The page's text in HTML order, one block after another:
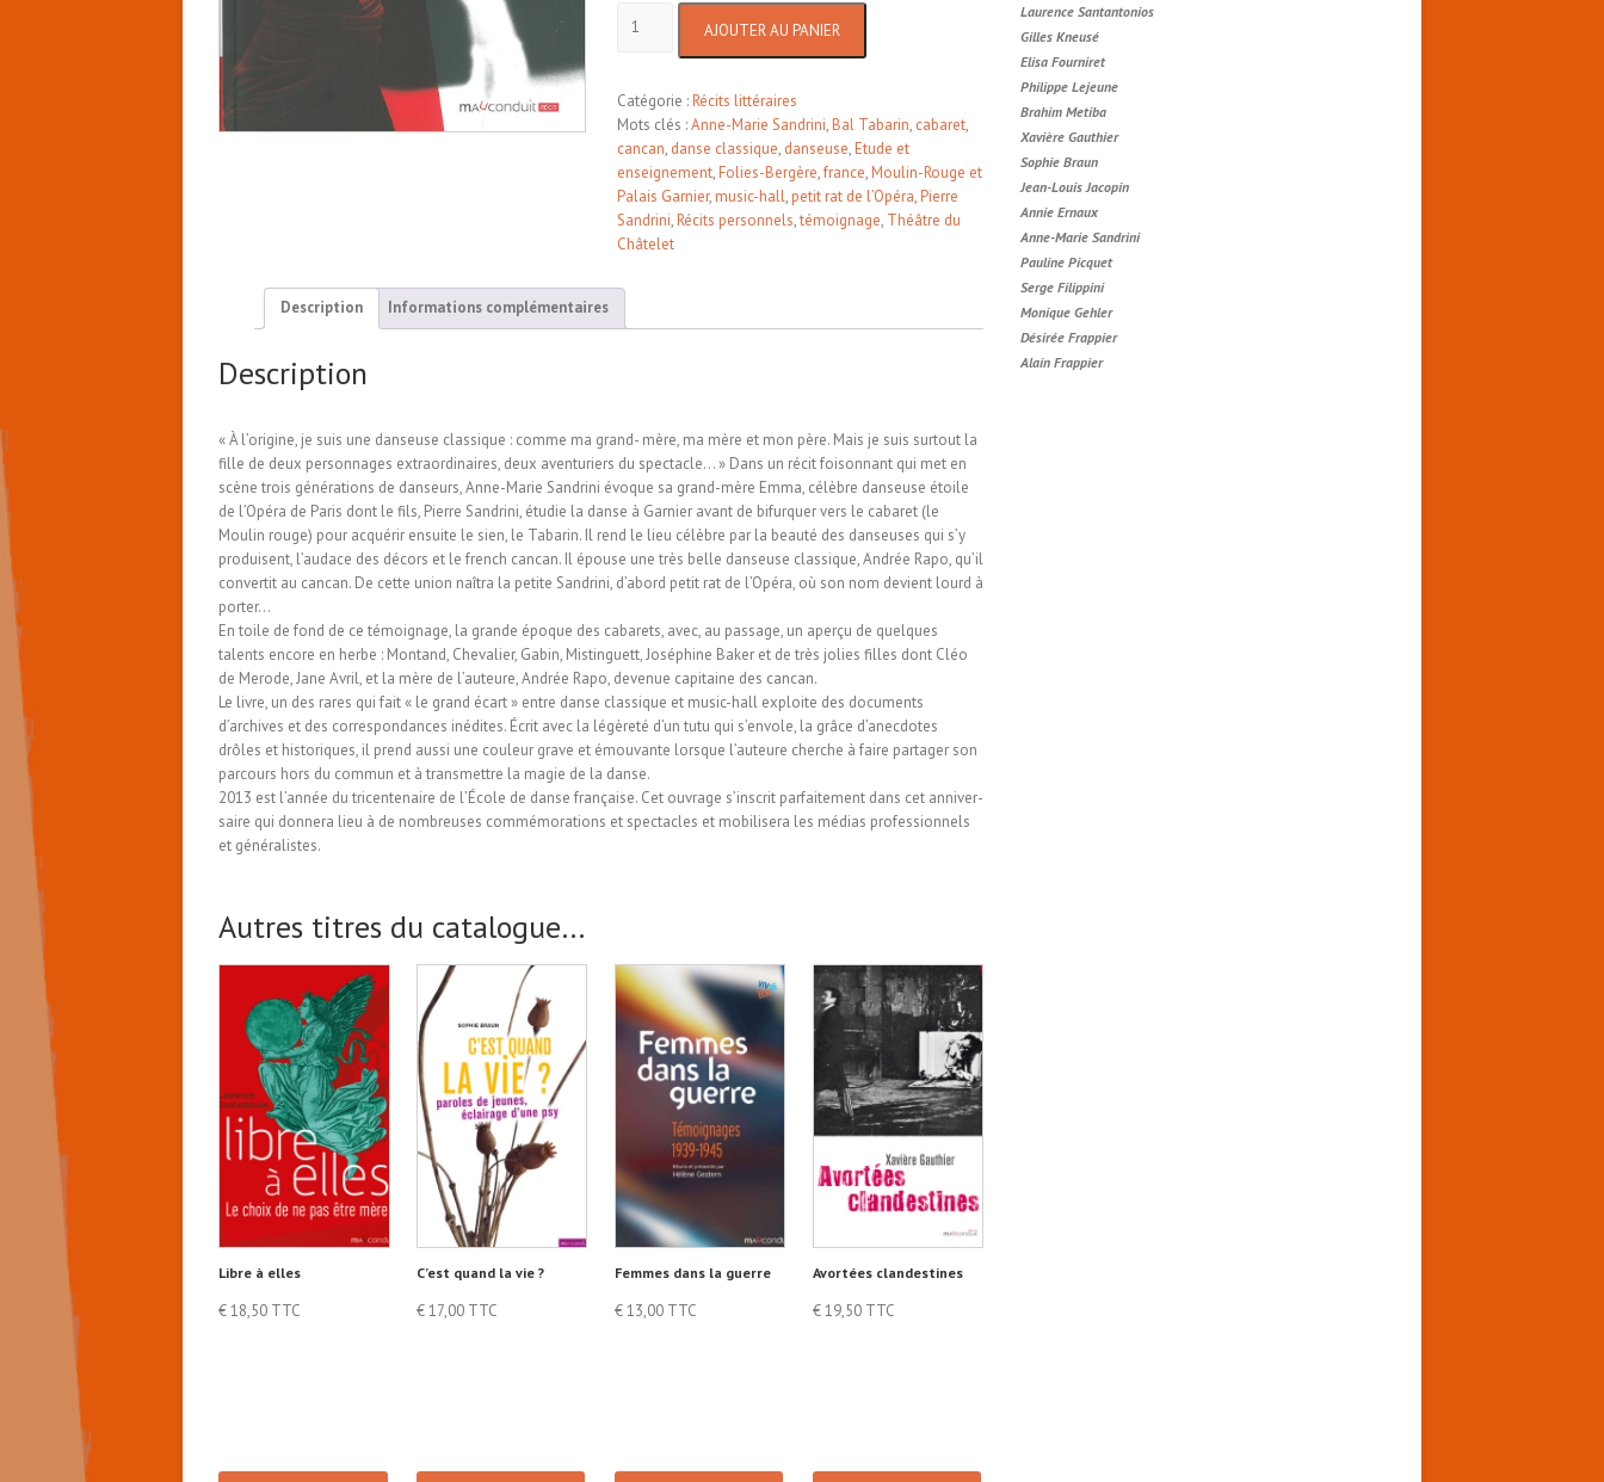
Écart
AJOUTER AU PANIER
Catégorie :Récits littéraires
Mots clés :Anne-Marie Sandrini,Bal Tabarin, cabaret,
cancan, danse classique, danseuse,Etude et
enseignement,Folies-Bergère,france,Moulin-Rouge et
Palais Garnier,music-hall,petit rat de l’Opéra,Pierre
Sandrini,Récits personnels,témoignage, Théâtre du
Châtelet
Description Informations complémentaires
Description
« À l’origine, je suis une danseuse classique : comme ma grand- mère, ma mère et mon père. Mais je suis surtout la
fille de deux personnages extraordinaires, deux aventuriers du spectacle… » Dans un récit foisonnant qui met en
scène trois générations de danseurs, Anne-Marie Sandrini évoque sa grand-mère Emma, célèbre danseuse étoile
de l’Opéra de Paris dont le fils, Pierre Sandrini, étudie la danse à Garnier avant de bifurquer vers le cabaret (le
Moulin rouge) pour acquérir ensuite le sien, le Tabarin. Il rend le lieu célèbre par la beauté des danseuses qui s’y
produisent, l’audace des décors et le french cancan. Il épouse une très belle danseuse classique, Andrée Rapo, qu’il
convertit au cancan. De cette union naîtra la petite Sandrini, d’abord petit rat de l’Opéra, où son nom devient lourd à
porter…
En toile de fond de ce témoignage, la grande époque des cabarets, avec, au passage, un aperçu de quelques
talents encore en herbe : Montand, Chevalier, Gabin, Mistinguett, Joséphine Baker et de très jolies filles dont Cléo
de Merode, Jane Avril, et la mère de l’auteure, Andrée Rapo, devenue capitaine des cancan.
Le livre, un des rares qui fait « le grand écart » entre danse classique et music-hall exploite des documents
d’archives et des correspondances inédites. Écrit avec la légèreté d’un tutu qui s’envole, la grâce d’anecdotes
drôles et historiques, il prend aussi une couleur grave et émouvante lorsque l’auteure cherche à faire partager son
parcours hors du commun et à transmettre la magie de la danse.
2013 est l’année du tricentenaire de l’École de danse française. Cet ouvrage s’inscrit parfaitement dans cet anniver-
saire qui donnera lieu à de nombreuses commémorations et spectacles et mobilisera les médias professionnels
et généralistes.
Autres titres du catalogue…
Libre à elles
€18,50 TTC
C’est quand la vie ?
€17,00 TTC
Femmes dans la guerre
€13,00 TTC
Avortées clandestines
€19,50 TTC
Laurence Santantonios
Gilles Kneusé
Elisa Fourniret
Philippe Lejeune
Brahim Metiba
Xavière Gauthier
Sophie Braun
Jean-Louis Jacopin
Annie Ernaux
Anne-Marie Sandrini
Pauline Picquet
Serge Filippini
Monique Gehler
Désirée Frappier
Alain Frappier